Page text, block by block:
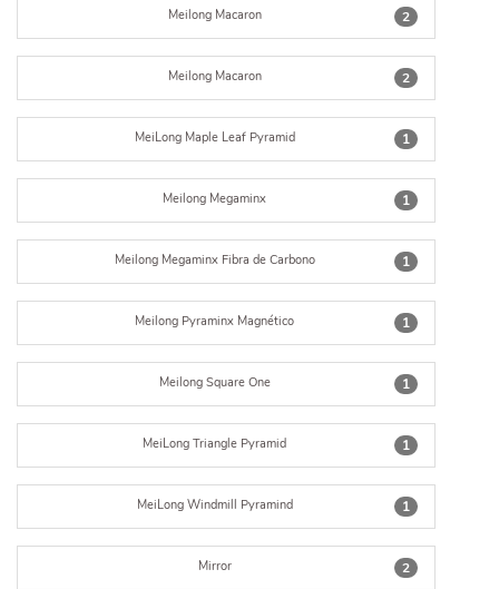
2
Meilong Macaron
2
Meilong Macaron
1
MeiLong Maple Leaf Pyramid
1
Meilong Megaminx
1
Meilong Megaminx Fibra de Carbono
1
Meilong Pyraminx Magnético
1
Meilong Square One
1
MeiLong Triangle Pyramid
1
MeiLong Windmill Pyramind
2
Mirror